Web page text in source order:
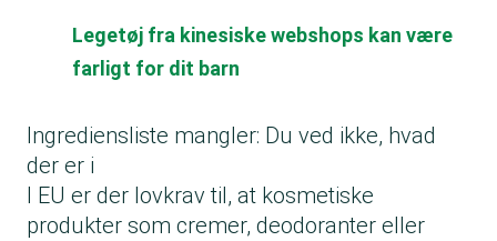
Legetøj fra kinesiske webshops kan være
farligt for dit barn
Ingrediensliste mangler: Du ved ikke, hvad
der er i
I EU er der lovkrav til, at kosmetiske
produkter som cremer, deodoranter eller